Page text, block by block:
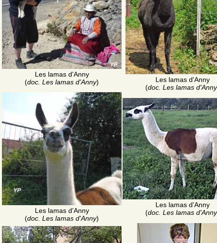
Les lamas d'Anny
(doc. Les lamas d'Anny)
Les lamas d'Anny
(doc. Les lamas d'Anny
Les lamas d'Anny
(doc. Les lamas d'Anny)
Les lamas d'Anny
(doc. Les lamas d'Anny